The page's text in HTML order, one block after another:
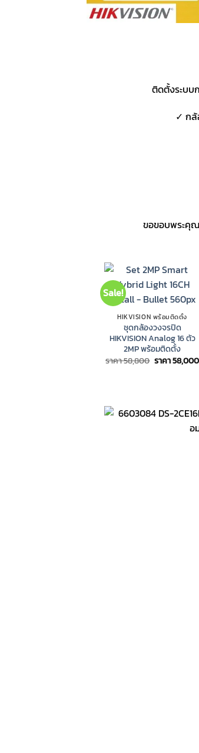
ติดตั้งระบบ
✓ กล้
ขอขอบพระคุ
Sale!
HIKVISION พร้อมติดตั้ง
ชุดกล้องวงจรปิด
HIKVISION Analog 16 ตัว
2MP พร้อมติดตั้ง
ราคา58,800 Original
ราคา58,000